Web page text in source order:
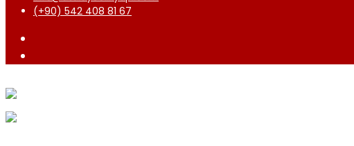
(+90) 542 408 81 67